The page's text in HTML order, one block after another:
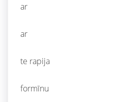
ar
ar
te rapija
formīnu